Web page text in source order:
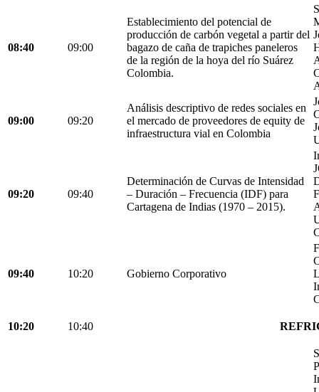
08:40 09:00
Establecimiento del potencial de
producción de carbón vegetal a partir del
bagazo de caña de trapiches paneleros
de la región de la hoya del río Suárez
Colombia.
09:00 09:20
Análisis descriptivo de redes sociales en
el mercado de proveedores de equity de
infraestructura vial en Colombia
09:20 09:40
Determinación de Curvas de Intensidad
– Duración – Frecuencia (IDF) para
Cartagena de Indias (1970 – 2015).
09:40 10:20 Gobierno Corporativo
10:20 10:40